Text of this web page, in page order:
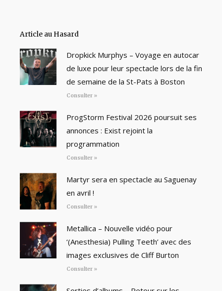
Article au Hasard
Dropkick Murphys – Voyage en autocar
de luxe pour leur spectacle lors de la fin
de semaine de la St-Pats à Boston
Consulter »
ProgStorm Festival 2026 poursuit ses
annonces : Exist rejoint la
programmation
Consulter »
Martyr sera en spectacle au Saguenay
en avril !
Consulter »
Metallica – Nouvelle vidéo pour
‘(Anesthesia) Pulling Teeth’ avec des
images exclusives de Cliff Burton
Consulter »